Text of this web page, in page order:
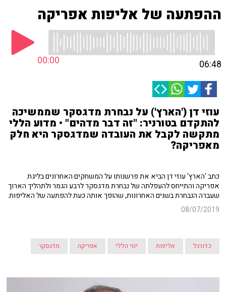
ההפתעה של אליפות אפריקה
00:00 06:48
עוזי דן ('הארץ') על נבחרת מדגסקר שממשיכה
להתקדם בטורניר: "זה דבר מדהים" • מדוע הללי
מתקשה לקבל את העובדה שמדגסקר היא חלק
מאפריקה?
כתב 'הארץ' עוזי דן הביא את פרשנותו על המשחקים האחרונים בליגת
אפריקה והתייחס להעפלתה של נבחרת מדגסקר לרבע הגמר ולתהליך הארוך
שעברה הנבחרת בשנים האחרונות, שהופך אותה כעת להפתעה של האליפות.
08/07/2019
כדורגל אליפות יוני הללי אפריקה מדגסקר